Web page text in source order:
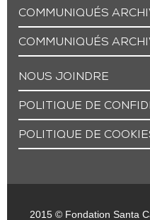
COMMUNIQUÉS
COMMUNIQUÉS
NOUS JOINDRE
POLITIQUE DE
POLITIQUE DE
2015 © Fondation Santa